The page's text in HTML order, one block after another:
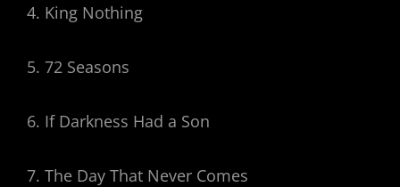
4. King Nothing
5. 72 Seasons
6. If Darkness Had a Son
7. The Day That Never Comes